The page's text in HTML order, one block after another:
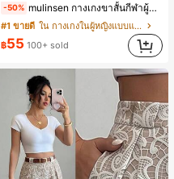
-50% mulinsen กางเกงขาสั้นกีฬาผู้หญิง ดีไซน์ปลายเปิด เอวยืดหยุ่น กางเกงขาสั้นลำลองกีฬาฤดูร้อน ความยาว 3/4
#1 ขายดี
ใน กางเกงในผู้หญิงแบบแอคทีฟ
฿55 100+ sold